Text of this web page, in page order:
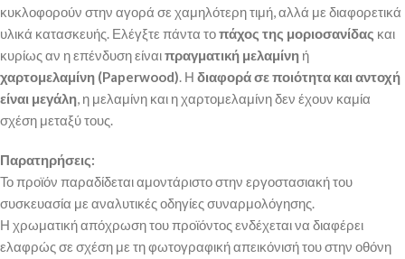
κυκλοφορούν στην αγορά σε χαμηλότερη τιμή, αλλά με διαφορετικά
υλικά κατασκευής. Ελέγξτε πάντα τοπάχος της μοριοσανίδας και
κυρίως αν η επένδυση είναιπραγματική μελαμίνη ή
χαρτομελαμίνη (Paperwood). Η διαφορά σε ποιότητα και αντοχή
είναι μεγάλη, η μελαμίνη και η χαρτομελαμίνη δεν έχουν καμία
σχέση μεταξύ τους.
Παρατηρήσεις:
Το προϊόν παραδίδεται αμοντάριστο στην εργοστασιακή του
συσκευασία με αναλυτικές οδηγίες συναρμολόγησης.
Η χρωματική απόχρωση του προϊόντος ενδέχεται να διαφέρει
ελαφρώς σε σχέση με τη φωτογραφική απεικόνισή του στην οθόνη